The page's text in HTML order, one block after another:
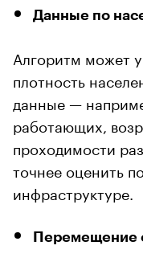
Данные по
Алгоритм может
плотность
данные —
работающих,
проходимости
точнее оценить
инфраструктуре.
Перемещение